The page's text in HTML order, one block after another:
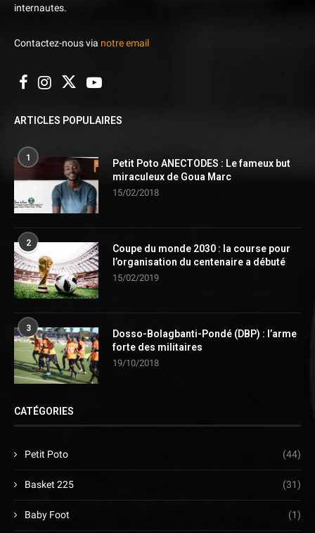
internautes.
Contactez-nous via notre email
ARTICLES POPULAIRES
1
Petit Poto ANECTODES : Le fameux but
miraculeux de Goua Marc
15/02/2018
2
Coupe du monde 2030 : la course pour
l’organisation du centenaire a débuté
15/02/2019
3
Dosso-Bolagbanti-Pondé (DBP) : l’arme
forte des militaires
19/10/2018
CATÉGORIES
Petit Poto (44)
Basket 225 (31)
Baby Foot (1)